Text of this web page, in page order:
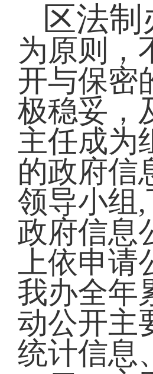
区法
为原则，
开与保密
极稳妥，
主任成为
的政府信
领导小组
政府信息
上依申
我办全年
动公开主
统计信息